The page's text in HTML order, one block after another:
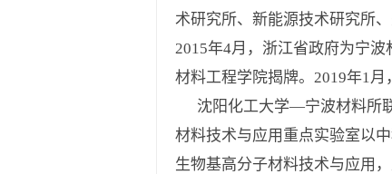
术研究所、新能源技术研究所
2015年4月，浙江省政府为宁
材料工程学院揭牌。2019年1月
沈阳化工大学—宁波材料所联
材料技术与应用重点实验室以
生物基高分子材料技术与应用